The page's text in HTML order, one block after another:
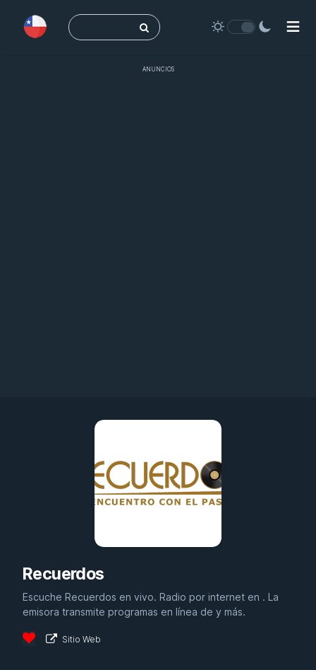
Buscar:
ANUNCIOS
Recuerdos
Escuche Recuerdos en vivo. Radio por internet en . La
emisora transmite programas en línea de y más.
Sitio Web